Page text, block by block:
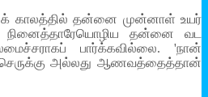
காலத்தில் தன்னை முன்னாள் உயர்
நினைத்தாரேயொழிய தன்னை வட
பார்க்கவில்லை. 'நான்
அல்லது ஆணவத்தைத்தான்